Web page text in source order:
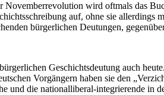
wird oftmals das
auf, ohne sie
bürgerlichen Deutungen,
Geschichtsdeutung auch
Vorgängern haben sie den
und die nationalliberal-integrierende